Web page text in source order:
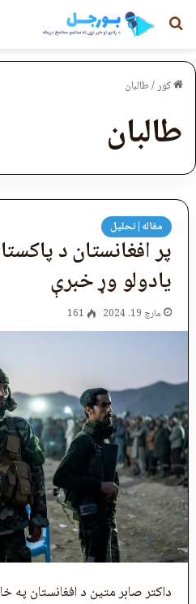
لټون
کور/طالبان
طالبان
مقاله|تحلیل
پر افغانستان د
یادولو وړ خبرې
مارچ 19, 2024 161
داکتر صابر متین د افغانستان په